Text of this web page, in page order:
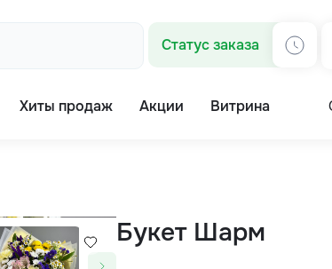
Статус заказа
Хиты продаж Акции Витрина
Букет Шарм